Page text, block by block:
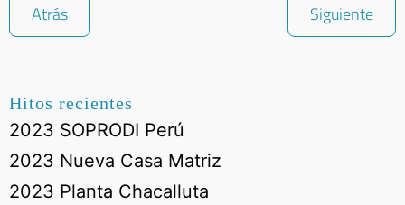
Atrás Siguiente
Hitos recientes
2023 SOPRODI Perú
2023 Nueva Casa Matriz
2023 Planta Chacalluta